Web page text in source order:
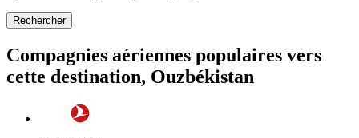
Rechercher
Compagnies aériennes populaires vers
cette destination, Ouzbékistan